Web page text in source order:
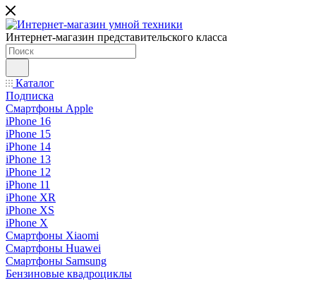
Интернет-магазин представительского класса
Каталог
Подписка
Смартфоны Apple
iPhone 16
iPhone 15
iPhone 14
iPhone 13
iPhone 12
iPhone 11
iPhone XR
iPhone XS
iPhone X
Смартфоны Xiaomi
Смартфоны Huawei
Смартфоны Samsung
Бензиновые квадроциклы